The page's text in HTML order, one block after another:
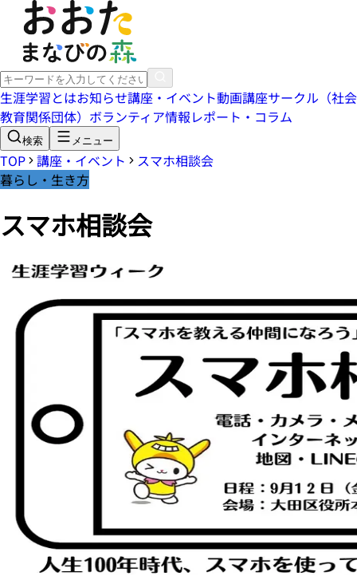
生涯学習とはお知らせ講座・イベント動画講座サークル（社会
教育関係団体） ボランティア情報レポート・コラム
検索 メニュー
TOP 講座・イベント
スマホ相談会
暮らし・生き方
スマホ相談会